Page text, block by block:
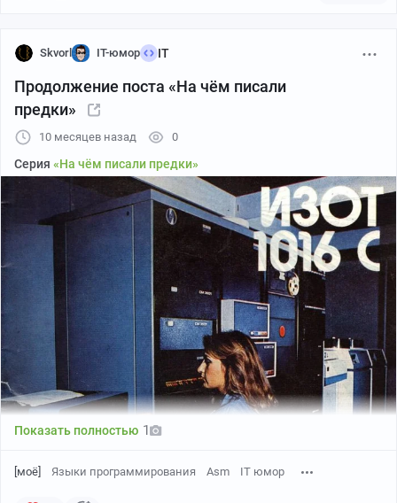
Skvorl IT-юмор IT
Продолжение поста «На чём писали
предки»
10 месяцев назад 0
Серия «На чём писали предки»
Показать полностью 1
[моё] Языки программирования Asm IT юмор